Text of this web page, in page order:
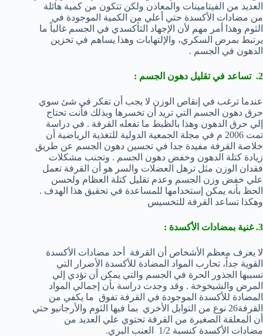
العديد من الفيتامينات والمعادن ولكن تتكون من كمية هائلة
من مضادات الأكسدة حتي أعلي من الكمية الموجودة في
الثوم وهذا أمر مهم لأن الإجهاد التأكسدي في الجسم غالباً ما
يرتبط بمرض السكري، والإلتهابات وهذا يساهم في تخزين
الدهون في الجسم .
2. تساعد في تقليل دهون الجسم :
عندما ترغب في إنقاص الوزن لا يجب أن تفكر في شئ سوي
حرق دهون الجسم التي تريد أن تخسرها وبذلك فأنت تحتاج
إلي حرق الدهون وهذا بالظبط ما تفعله القرفة . في دراسة
تمت 2006 م في مجلة الجمعية الدولية للتغذية الرياضية أن
خلاصة القرفة مفيدة جدا في تحسين دهون الجسم عن طريق
زيادة كتلة الدهون وخفض دهون الجسم . وتجنب مشكلات
فقدان الوزن مثل ترهل العضلات والسر هو أن القرفة تعمل
علي خفض وزن الجسم وعدم تقليل كتلة العظام ولحسن
الحظ بأنه يمكن إستخدامها للمساعدة في تحقيق هذا الهدف .
وهكذا تساعد القرفة للتخسيس
3. غنية بمضادات الأكسدة :
لا يعرف معظم الأشخاص أن القرفة أحد مضادات الأكسدة
القوية جداً، تحارب المواد المضادة للأكسدة الأضرار التي
تسببها الجذور الحرة في الجسم والتي يمكن أن تؤدي إلي
المرض والشيخوخة . وقد وجدت دراسة بأن إجمالي المواد
المضادة للأكسدة الموجودة في القرفة تفوق ما يكفي من
القرفة26 نوع من التوابل الأخري بما فيها الثوم والأرجانيو حتي
أن المعلقة الصغيرة من القرفة تحتوي علي العديد من
مضادات الأكسدة كنسبة 1/2 العنب البري.